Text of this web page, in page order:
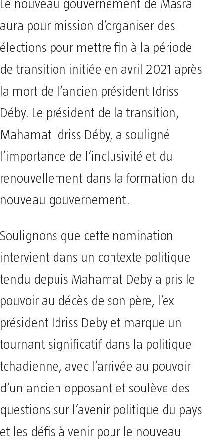
Le nouveau gouvernement de Masra
aura pour mission d’organiser des
élections pour mettre fin à la période
de transition initiée en avril 2021 après
la mort de l’ancien président Idriss
Déby. Le président de la transition,
Mahamat Idriss Déby, a souligné
l’importance de l’inclusivité et du
renouvellement dans la formation du
nouveau gouvernement.
Soulignons que cette nomination
intervient dans un contexte politique
tendu depuis Mahamat Deby a pris le
pouvoir au décès de son père, l’ex
président Idriss Deby et marque un
tournant significatif dans la politique
tchadienne, avec l’arrivée au pouvoir
d’un ancien opposant et soulève des
questions sur l’avenir politique du pays
et les défis à venir pour le nouveau